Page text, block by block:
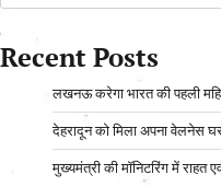
Recent Posts
लखनऊ करेगा भारत की पहली
देहरादून को मिला अपना वेलनेस
मुख्यमंत्री की मॉनिटरिंग में राहत